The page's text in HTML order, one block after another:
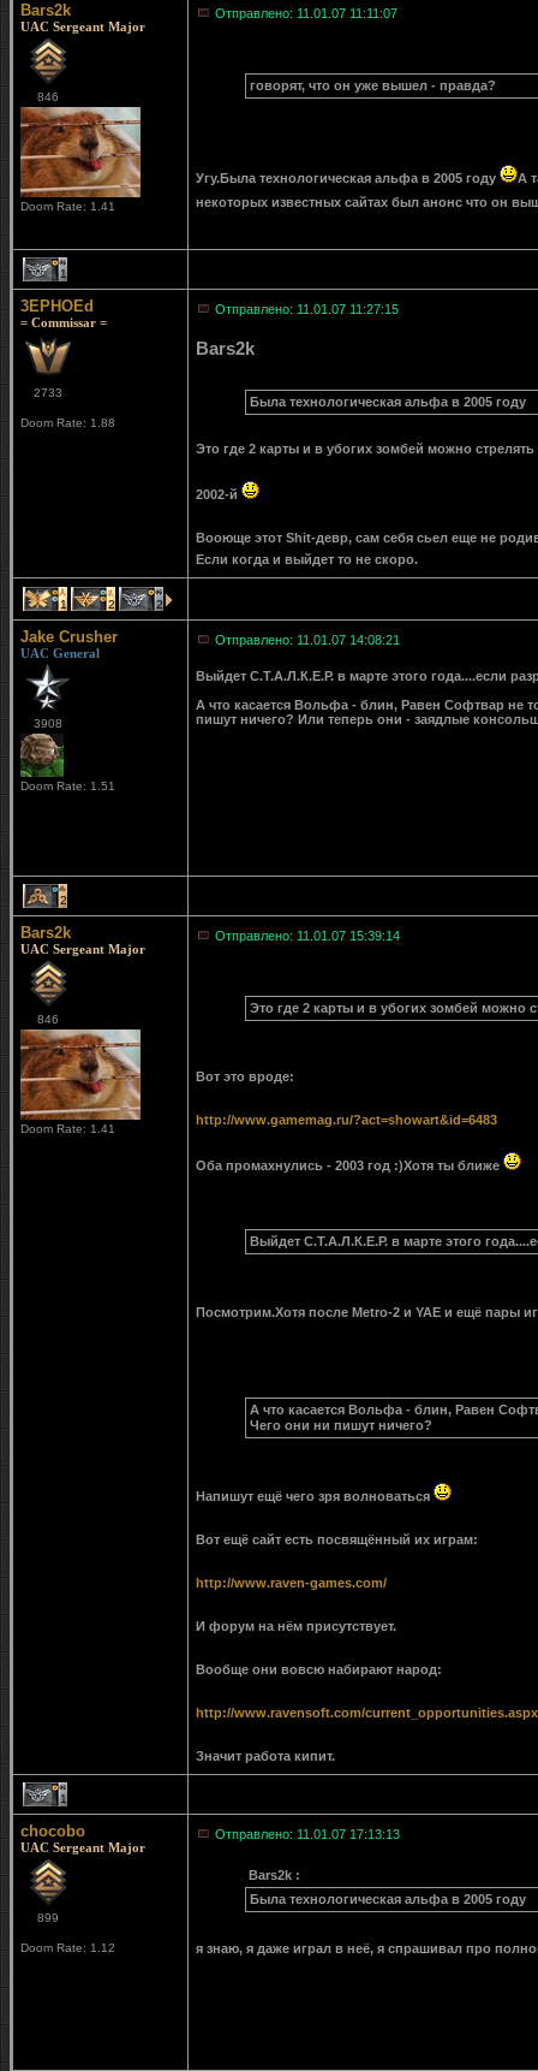
Bars2k
UAC Sergeant Major
846
Doom Rate: 1.41
Отправлено: 11.01.07 11:11:07
говорят, что он уже вышел - правда?
Угу.Была технологическая альфа в 2005 году
А
некоторых известных сайтах был анонс что он
1
3EPHOEd
= Commissar =
2733
Doom Rate: 1.88
Отправлено: 11.01.07 11:27:15
Bars2k
Была технологическая альфа в 2005 году
Это где 2 карты и в убогих зомбей можно
2002-й
Вооюще этот Shit-девр, сам себя сьел еще не
Если когда и выйдет то не скоро.
1 2 2
Jake Crusher
UAC General
3908
Doom Rate: 1.51
Отправлено: 11.01.07 14:08:21
Выйдет С.Т.А.Л.К.Е.Р. в марте этого года....если
А что касается Вольфа - блин, Равен Софтвар не
пишут ничего? Или теперь они - заядлые
2
Bars2k
UAC Sergeant Major
846
Doom Rate: 1.41
Отправлено: 11.01.07 15:39:14
Это где 2 карты и в убогих зомбей можно
Вот это вроде:
http://www.gamemag.ru/?act=showart&id=6483
Оба промахнулись - 2003 год :)Хотя ты ближе
Выйдет С.Т.А.Л.К.Е.Р. в марте этого
Посмотрим.Хотя после Metro-2 и YAE и ещё пары
А что касается Вольфа - блин, Равен
Чего они ни пишут ничего?
Напишут ещё чего зря волноваться
Вот ещё сайт есть посвящённый их играм:
http://www.raven-games.com/
И форум на нём присутствует.
Вообще они вовсю набирают народ:
http://www.ravensoft.com/current_opportunities.aspx
Значит работа кипит.
1
chocobo
UAC Sergeant Major
899
Doom Rate: 1.12
Отправлено: 11.01.07 17:13:13
Bars2k :
Была технологическая альфа в 2005 году
я знаю, я даже играл в неё, я спрашивал про